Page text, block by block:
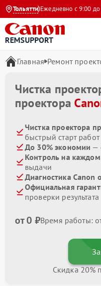
Тольятти
Яндекс Ежедневно с 9:00 до
REMSUPPORT
Главная Ремонт
Чистка
проектора
Чистка проектора
быстрый старт работ
До 30% экономии —
Контроль на каждом
выдачи
Диагностика Canon
Официальная
проверки результата
от 0 ₽Время работы:
Скидка 20%